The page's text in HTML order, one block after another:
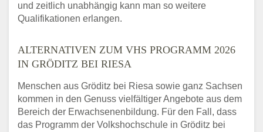
und zeitlich unabhängig kann man so weitere
Qualifikationen erlangen.
ALTERNATIVEN ZUM VHS PROGRAMM 2026
IN GRÖDITZ BEI RIESA
Menschen aus Gröditz bei Riesa sowie ganz Sachsen
kommen in den Genuss vielfältiger Angebote aus dem
Bereich der Erwachsenenbildung. Für den Fall, dass
das Programm der Volkshochschule in Gröditz bei